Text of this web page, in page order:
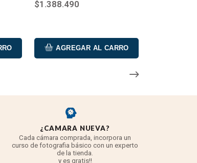
$1.388.490
AGREGAR AL CARRO
¿CAMARA NUEVA?
Cada cámara comprada, incorpora un
curso de fotografia básico con un experto
de la tienda.
y es gratis!!